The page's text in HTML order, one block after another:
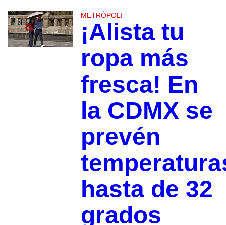
METRÓPOLI
¡Alista tu
ropa más
fresca! En
la CDMX se
prevén
hasta de 32
grados